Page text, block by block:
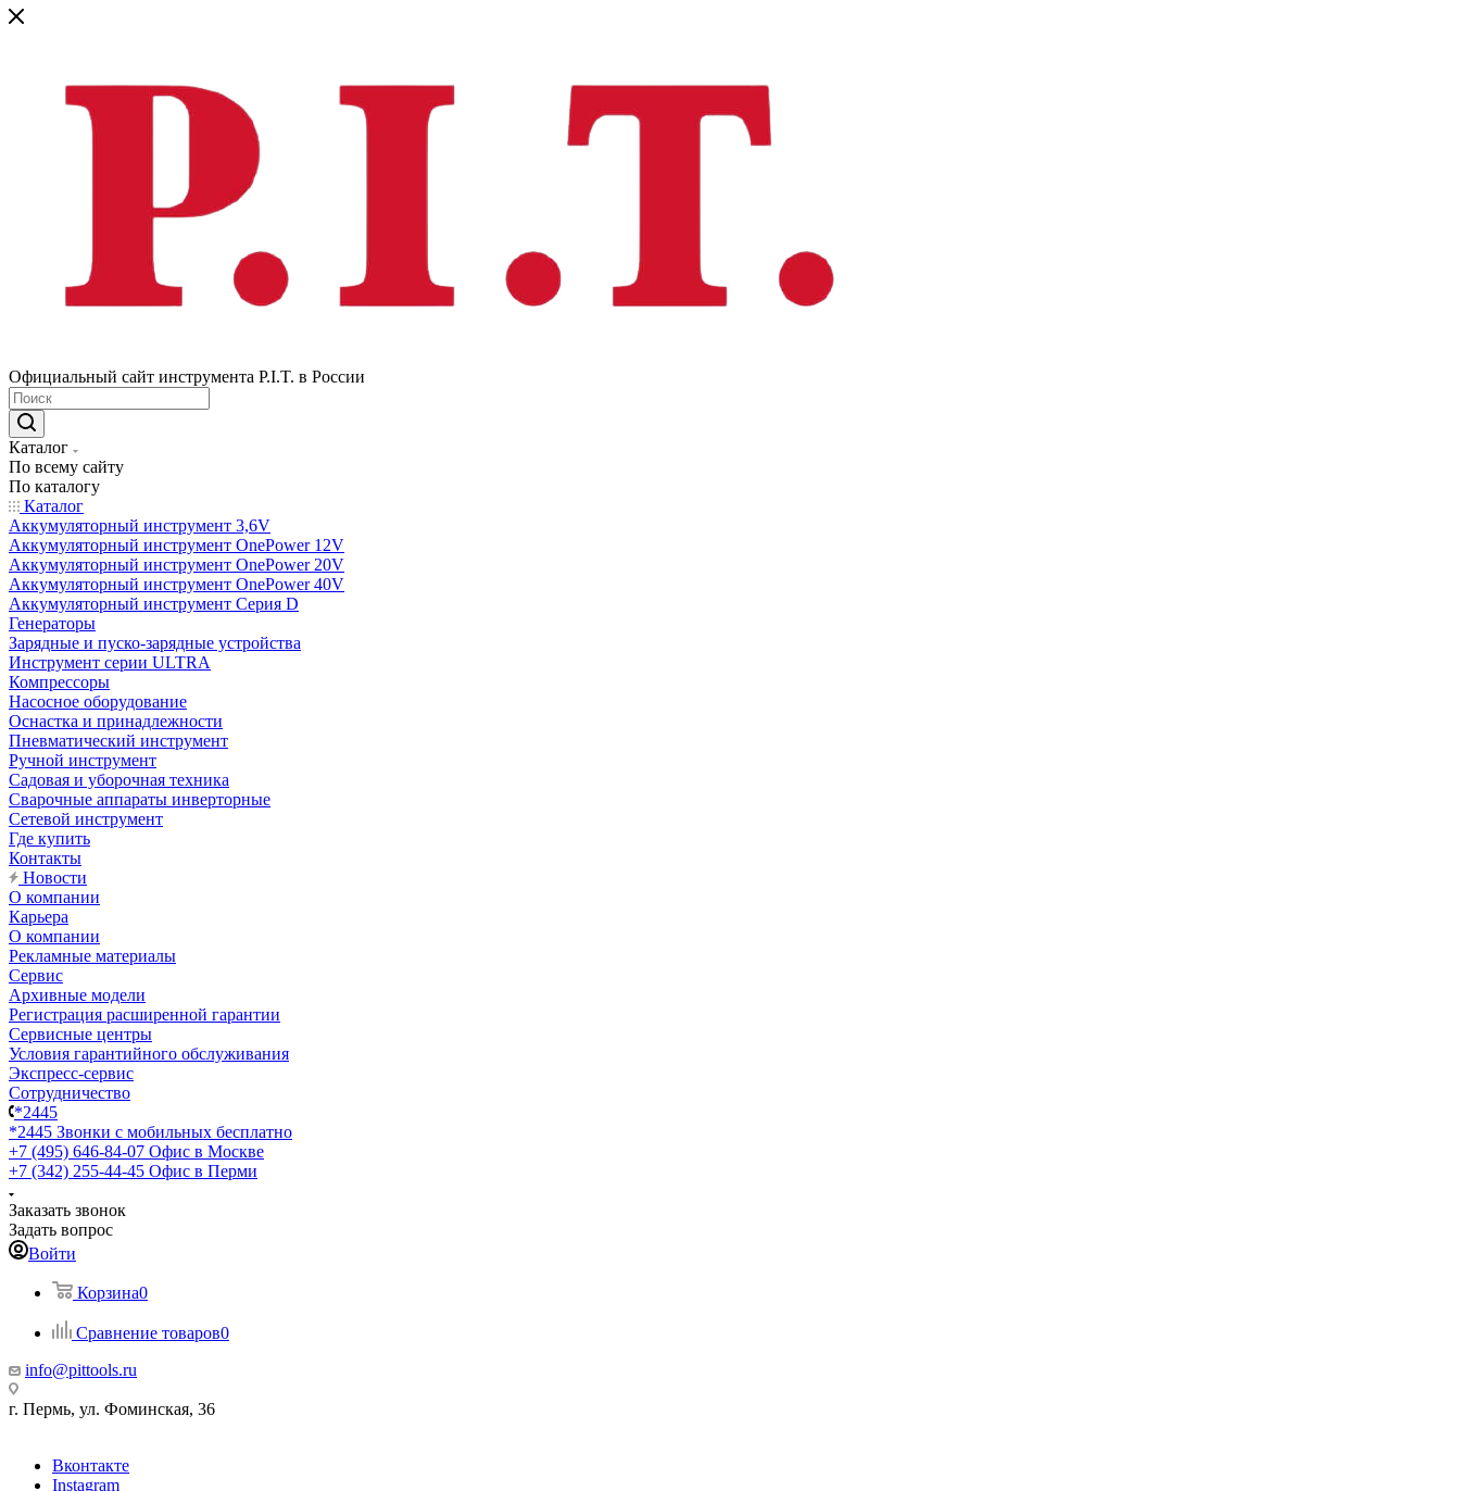
Официальный сайт инструмента P.I.T. в России
Каталог
По всему сайту
По каталогу
Каталог
Аккумуляторный инструмент 3,6V
Аккумуляторный инструмент OnePower 12V
Аккумуляторный инструмент OnePower 20V
Аккумуляторный инструмент OnePower 40V
Аккумуляторный инструмент Серия D
Генераторы
Зарядные и пуско-зарядные устройства
Инструмент серии ULTRA
Компрессоры
Насосное оборудование
Оснастка и принадлежности
Пневматический инструмент
Ручной инструмент
Садовая и уборочная техника
Сварочные аппараты инверторные
Сетевой инструмент
Где купить
Контакты
Новости
О компании
Карьера
О компании
Рекламные материалы
Сервис
Архивные модели
Регистрация расширенной гарантии
Сервисные центры
Условия гарантийного обслуживания
Экспресс-сервис
Сотрудничество
*2445
*2445 Звонки с мобильных бесплатно
+7 (495) 646-84-07 Офис в Москве
+7 (342) 255-44-45 Офис в Перми
Заказать звонок
Задать вопрос
Войти
Корзина0
Сравнение товаров0
info@pittools.ru
г. Пермь, ул. Фоминская, 36
Вконтакте
Instagram